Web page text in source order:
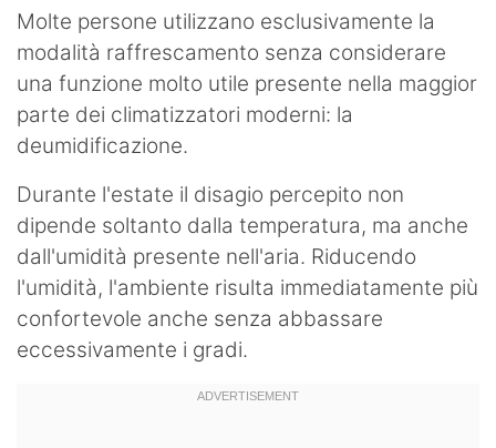
Molte persone utilizzano esclusivamente la
modalità raffrescamento senza considerare
una funzione molto utile presente nella maggior
parte dei climatizzatori moderni: la
deumidificazione.
Durante l'estate il disagio percepito non
dipende soltanto dalla temperatura, ma anche
dall'umidità presente nell'aria. Riducendo
l'umidità, l'ambiente risulta immediatamente più
confortevole anche senza abbassare
eccessivamente i gradi.